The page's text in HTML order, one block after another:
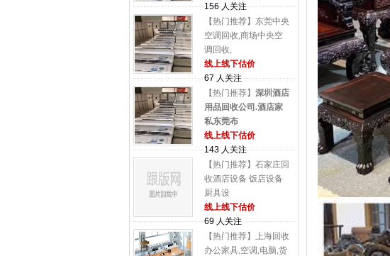
156 人关注
【热门推荐】东莞中央
空调回收,商场中央空
调回收,
线上线下估价
67 人关注
【热门推荐】 深圳酒店
用品回收公司.酒店家
私东莞布
线上线下估价
143 人关注
【热门推荐】石家庄回
收酒店设备 饭店设备
厨具设
线上线下估价
69 人关注
【热门推荐】上海回收
办公家具,空调,电脑,货